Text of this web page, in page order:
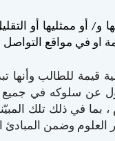
أو ممثليها أو
او في مواقع التواصل
قيمة للطالب
عن سلوكه في
في ذلك تلك
وضمن المبادئ